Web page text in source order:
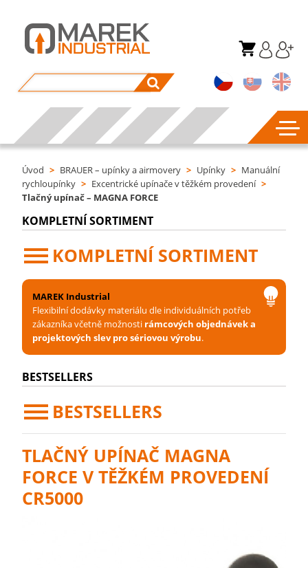
Úvod > BRAUER – upínky a airmovery > Upínky > Manuální
rychloupínky > Excentrické upínače v těžkém provedení >
Tlačný upínač – MAGNA FORCE
KOMPLETNÍ SORTIMENT
KOMPLETNÍ SORTIMENT
MAREK Industrial
Flexibilní dodávky materiálu dle individuálních potřeb
zákazníka včetně možnosti rámcových objednávek a
projektových slev pro sériovou výrobu.
BESTSELLERS
BESTSELLERS
TLAČNÝ UPÍNAČ MAGNA
FORCE V TĚŽKÉM PROVEDENÍ
CR5000